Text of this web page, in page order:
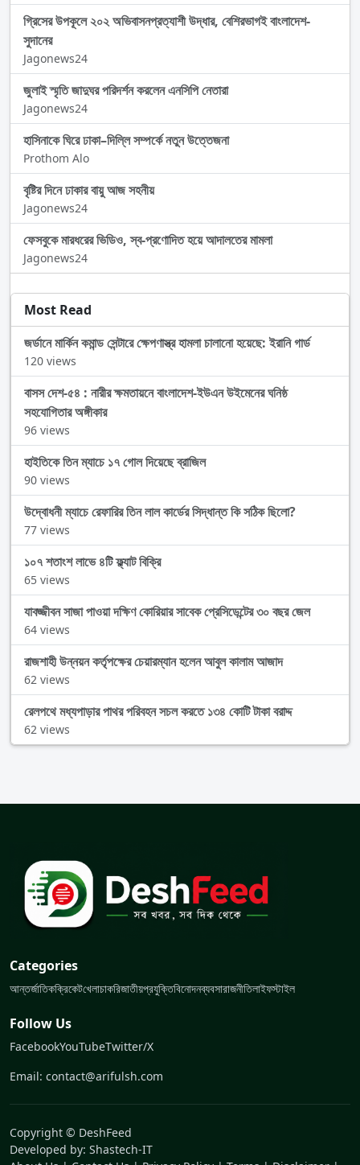
গ্রিসের উপকূলে ২০২ অভিবাসনপ্রত্যাশী উদ্ধার, বেশিরভাগই বাংলাদেশ-
সুদানের
Jagonews24
জুলাই স্মৃতি জাদুঘর পরিদর্শন করলেন এনসিপি নেতারা
Jagonews24
হাসিনাকে ঘিরে ঢাকা–দিল্লি সম্পর্কে নতুন উত্তেজনা
Prothom Alo
বৃষ্টির দিনে ঢাকার বায়ু আজ সহনীয়
Jagonews24
ফেসবুকে মারধরের ভিডিও, স্ব-প্রণোদিত হয়ে আদালতের মামলা
Jagonews24
Most Read
জর্ডানে মার্কিন কমান্ড সেন্টারে ক্ষেপণাস্ত্র হামলা চালানো হয়েছে: ইরানি গার্ড
120 views
বাসস দেশ-৫৪ : নারীর ক্ষমতায়নে বাংলাদেশ-ইউএন উইমেনের ঘনিষ্ঠ
সহযোগিতার অঙ্গীকার
96 views
হাইতিকে তিন ম্যাচে ১৭ গোল দিয়েছে ব্রাজিল
90 views
উদ্বোধনী ম্যাচে রেফারির তিন লাল কার্ডের সিদ্ধান্ত কি সঠিক ছিলো?
77 views
১০৭ শতাংশ লাভে ৪টি ফ্ল্যাট বিক্রি
65 views
যাবজ্জীবন সাজা পাওয়া দক্ষিণ কোরিয়ার সাবেক প্রেসিডেন্টের ৩০ বছর জেল
64 views
রাজশাহী উন্নয়ন কর্তৃপক্ষের চেয়ারম্যান হলেন আবুল কালাম আজাদ
62 views
রেলপথে মধ্যপাড়ার পাথর পরিবহন সচল করতে ১৩৪ কোটি টাকা বরাদ্দ
62 views
Categories
আন্তর্জাতিকক্রিকেটখেলাচাকরিজাতীয়প্রযুক্তিবিনোদনব্যবসারাজনীতিলাইফস্টাইল
Follow Us
FacebookYouTubeTwitter/X
Email: contact@arifulsh.com
Copyright © DeshFeed
Developed by: Shastech-IT